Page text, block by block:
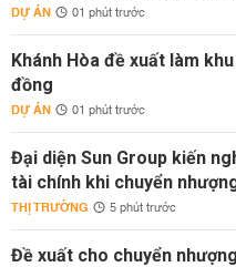
DỰ ÁN 01 phút trước
Khánh Hòa đề xuất làm
đồng
DỰ ÁN 01 phút trước
Đại diện Sun Group kiến
tài chính khi chuyển
THỊ TRƯỜNG 5 phút trước
Đề xuất cho chuyển